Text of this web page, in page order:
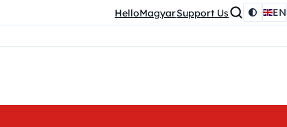
HelloMagyarSupport Us EN